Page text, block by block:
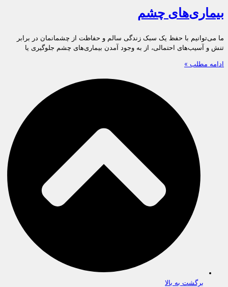
بیماری‌های چشم
ما می‌توانیم با حفظ یک سبک زندگی سالم و حفاظت از چشمانمان در برابر
تنش و آسیب‌های احتمالی، از به وجود آمدن بیماری‌های چشم جلوگیری یا
ادامه مطلب »
برگشت به بالا